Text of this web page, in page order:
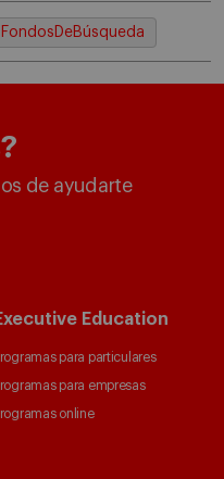
FondosDeBúsqueda
de ayudarte
Education
para particulares
para empresas
online